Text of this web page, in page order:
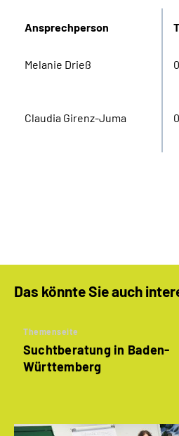
Inhalte in Gebärdensprache
Ansprechperson
Melanie Drieß
Claudia Girenz-Juma
Das könnte Sie auch
Themenseite
Suchtberatung in Baden-
Württemberg